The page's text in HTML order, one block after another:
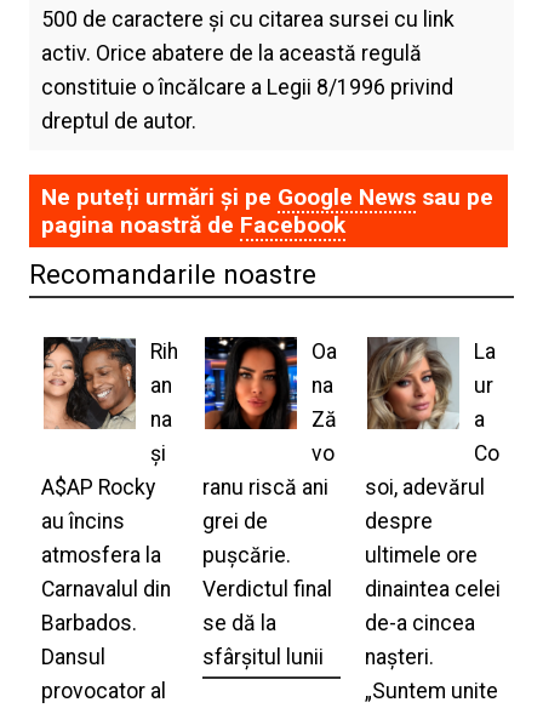
500 de caractere și cu citarea sursei cu link
activ. Orice abatere de la această regulă
constituie o încălcare a Legii 8/1996 privind
dreptul de autor.
Ne puteți urmări și pe Google Newssau pe
pagina noastră de Facebook
Recomandarile noastre
Rih
an
na
și
A$AP Rocky
au încins
atmosfera la
Carnavalul din
Barbados.
Dansul
provocator al
Oa
na
Ză
vo
ranu riscă ani
grei de
pușcărie.
Verdictul final
se dă la
sfârșitul lunii
La
ur
a
Co
soi, adevărul
despre
ultimele ore
dinaintea celei
de-a cincea
nașteri.
„Suntem unite